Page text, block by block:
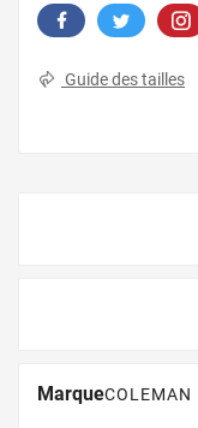
Guide des tailles
MarqueCOLEMAN